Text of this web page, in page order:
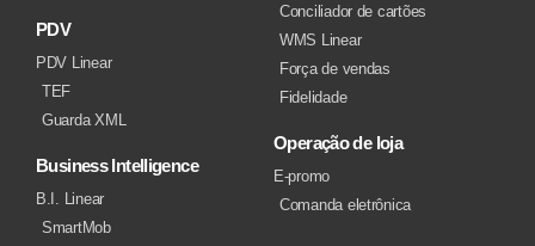
PDV
PDV Linear
TEF
Guarda XML
Business Intelligence
B.I. Linear
SmartMob
Conciliador de cartões
WMS Linear
Força de vendas
Fidelidade
Operação de loja
E-promo
Comanda eletrônica